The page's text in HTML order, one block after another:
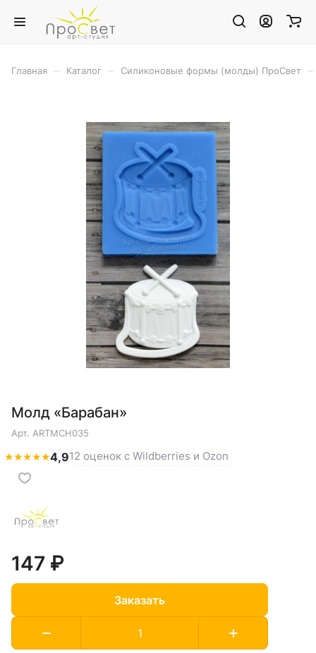
Главная Каталог Силиконовые формы (молды) ПроСвет
Молд «Барабан»
Арт. ARTMCH035
★★★★★4,912 оценок с Wildberries и Ozon
147 ₽
Заказать